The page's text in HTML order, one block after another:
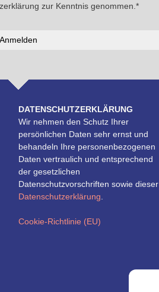
zur Kenntnis genommen.*
DATENSCHUTZERKLÄRUNG
Wir nehmen den Schutz Ihrer
persönlichen Daten sehr ernst und
behandeln Ihre personenbezogenen
Daten vertraulich und entsprechend
der gesetzlichen
Datenschutzvorschriften sowie dieser
Datenschutzerklärung
Cookie-Richtlinie (EU)